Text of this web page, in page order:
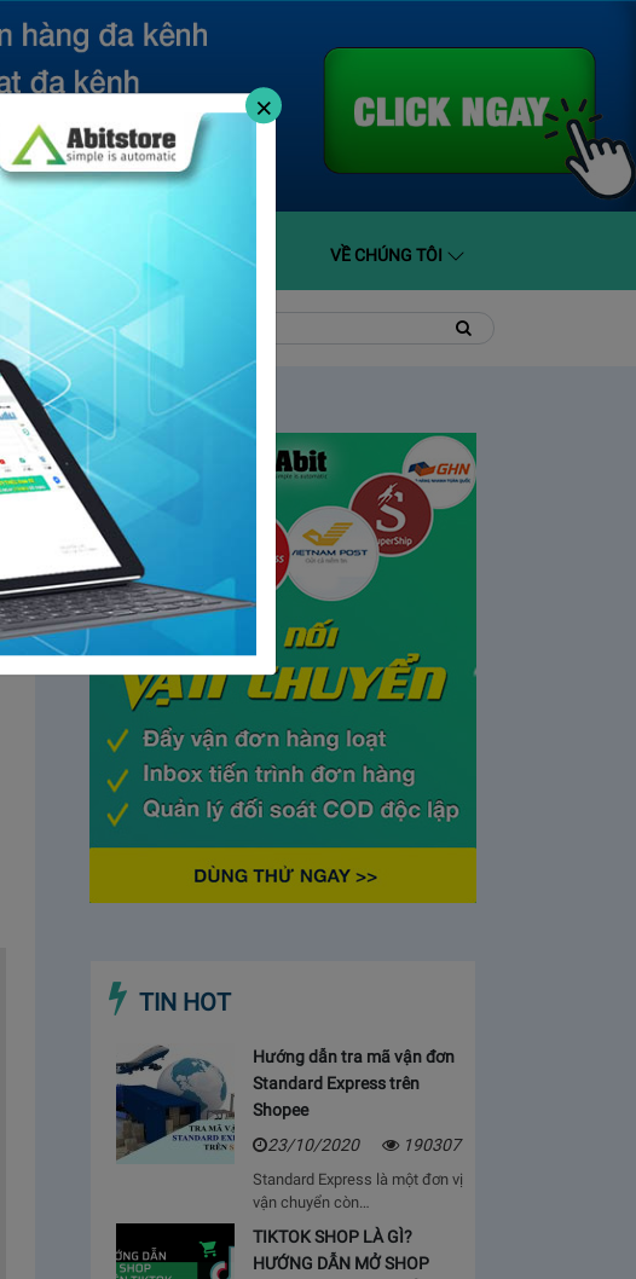
BÁO GIÁ HỖ TRỢ VỀ CHÚNG TÔI
Về Abit
kiếm:
kiếm
TIN HOT
Hướng dẫn tra mã vận đơn
Standard Express trên
Shopee
23/10/2020
190307
Standard Express là một đơn vị
vận chuyển còn…
TIKTOK SHOP LÀ GÌ?
HƯỚNG DẪN MỞ SHOP
×